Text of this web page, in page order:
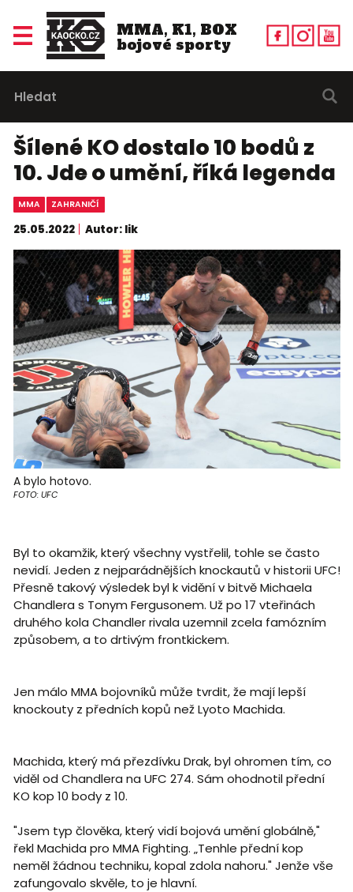
MMA, K1, BOX
bojové sporty
Šílené KO dostalo 10 bodů z
10. Jde o umění, říká legenda
MMA ZAHRANIČÍ
25.05.2022 Autor: lik
A bylo hotovo.
FOTO: UFC
Byl to okamžik, který všechny vystřelil, tohle se často
nevidí. Jeden z nejparádnějších knockautů v historii UFC!
Přesně takový výsledek byl k vidění v bitvě Michaela
Chandlera s Tonym Fergusonem. Už po 17 vteřinách
druhého kola Chandler rivala uzemnil zcela famózním
způsobem, a to drtivým frontkickem.
Jen málo MMA bojovníků může tvrdit, že mají lepší
knockouty z předních kopů než Lyoto Machida.
Machida, který má přezdívku Drak, byl ohromen tím, co
viděl od Chandlera na UFC 274. Sám ohodnotil přední
KO kop 10 body z 10.
"Jsem typ člověka, který vidí bojová umění globálně,"
řekl Machida pro MMA Fighting. „Tenhle přední kop
neměl žádnou techniku, kopal zdola nahoru." Jenže vše
zafungovalo skvěle, to je hlavní.